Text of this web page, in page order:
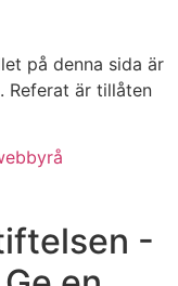
på denna sida är
Referat är tillåten
-